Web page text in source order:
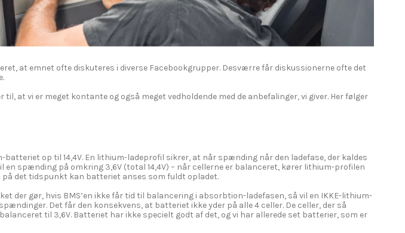
at emnet ofte diskuteres i diverse Facebookgrupper. Desværre får diskussionerne ofte det
at vi er meget kontante og også meget vedholdende med de anbefalinger, vi giver. Her følger
op til 14,4V. En lithium-ladeprofil sikrer, at når spænding når den ladefase, der kaldes
spænding på omkring 3,6V (total 14,4V) – når cellerne er balanceret, kører lithium-profilen
det tidspunkt kan batteriet anses som fuldt opladet.
der gør, hvis BMS’en ikke får tid til balancering i absorbtion-ladefasen, så vil en IKKE-lithium-
Det får den konsekvens, at batteriet ikke yder på alle 4 celler. De celler, der så
til 3,6V. Batteriet har ikke specielt godt af det, og vi har allerede set batterier, som er